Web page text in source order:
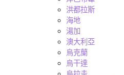
洪都拉斯
海地
湯加
澳大利亞
烏克蘭
烏干達